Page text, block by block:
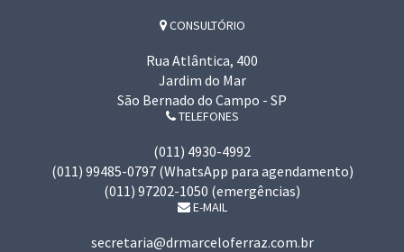
CONSULTÓRIO
Rua Atlântica, 400
Jardim do Mar
São Bernado do Campo - SP
TELEFONES
(011) 4930-4992
(011) 99485-0797 (WhatsApp para agendamento)
(011) 97202-1050 (emergências)
E-MAIL
secretaria@drmarceloferraz.com.br